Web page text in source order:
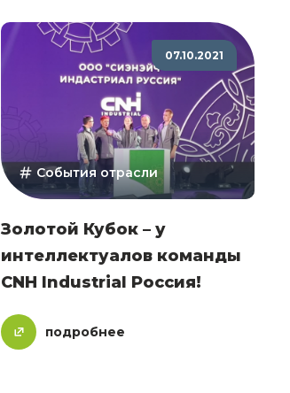
07.10.2021
События отрасли
Золотой Кубок – у
интеллектуалов команды
CNH Industrial Россия!
подробнее